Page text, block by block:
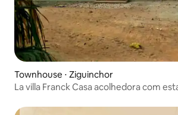
Townhouse ⋅ Ziguinchor
La villa Franck Casa acolhedora com estacionamento e